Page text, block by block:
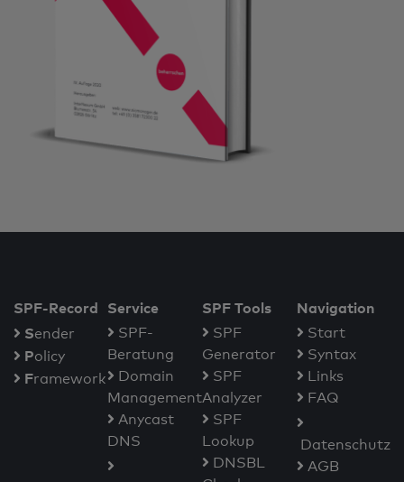
SPF-Record
Sender
Policy
Framework
Service
SPF-
Beratung
Domain
Management
Anycast
DNS
SPF Tools
SPF
Generator
SPF
Analyzer
SPF
Lookup
DNSBL
Navigation
Start
Syntax
Links
FAQ
Datenschutz
AGB